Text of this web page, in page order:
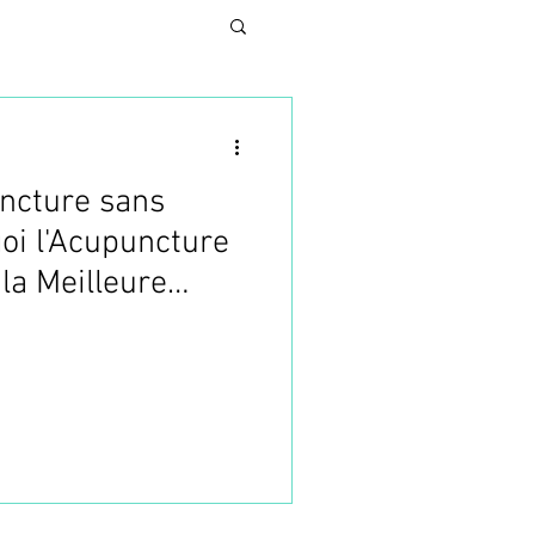
ESTHETIQUE
sans
l'Acupuncture
Meilleure